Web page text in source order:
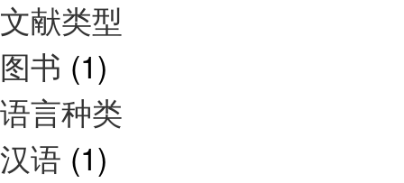
文献类型
图书 (1)
语言种类
汉语 (1)